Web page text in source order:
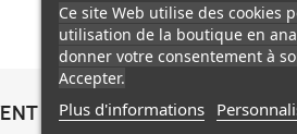
VOUS INTÉRESSER
Ce site Web utilise des cookies
utilisation de la boutique en
donner votre consentement à
Accepter.
Plus d'informations